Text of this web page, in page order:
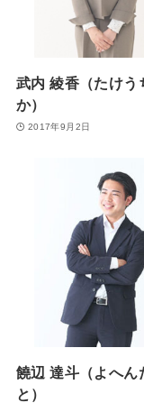
武内 綾香（たけう
か）
2017年9月2日
饒辺 達斗（よへん
と）